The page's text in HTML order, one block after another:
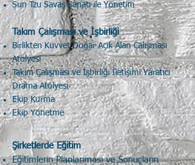
Sun Tzu Savaş Sanatı ile Yönetim
Takım Çalışması ve İşbirliği
Birlikten Kuvvet Doğar Açık Alan Çalışması
Atölyesi
Takım Çalışması ve İşbirliği İletişimi Yaratıcı
Drama Atölyesi
Ekip Kurma
Ekip Yönetme
Şirketlerde Eğitim
Eğitimlerin Planlanması ve Sonuçların